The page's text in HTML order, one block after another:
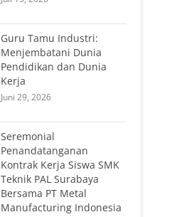
Guru Tamu Industri:
Menjembatani Dunia
Pendidikan dan Dunia
Kerja
Juni 29, 2026
Seremonial
Penandatanganan
Kontrak Kerja Siswa SMK
Teknik PAL Surabaya
Bersama PT Metal
Manufacturing Indonesia